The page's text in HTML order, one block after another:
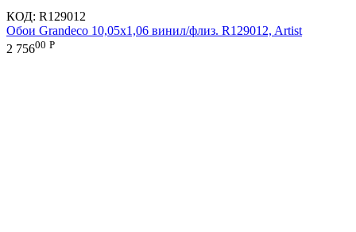
КОД: R129012
Обои Grandeco 10,05х1,06 винил/флиз. R129012, Artist
2 75600 Р